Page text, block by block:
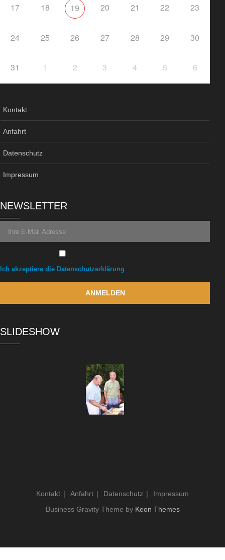
17 18 19 20 21 22 23
24 25 26 27 28 29 30
31 1 2 3 4 5 6
Kontakt
Anfahrt
Datenschutz
Impressum
NEWSLETTER
Ich akzeptiere die Datenschutzerklärung
SLIDESHOW
Kontakt Anfahrt Datenschutz
Impressum
Business Gravity Theme by Keon Themes